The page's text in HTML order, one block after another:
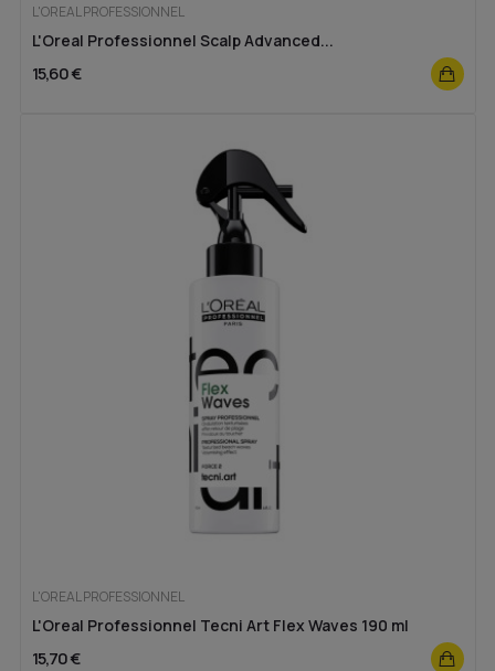
L'OREAL PROFESSIONNEL
L'Oreal Professionnel Scalp Advanced...
15,60 €
L'OREAL PROFESSIONNEL
L'Oreal Professionnel Tecni Art Flex Waves 190 ml
15,70 €